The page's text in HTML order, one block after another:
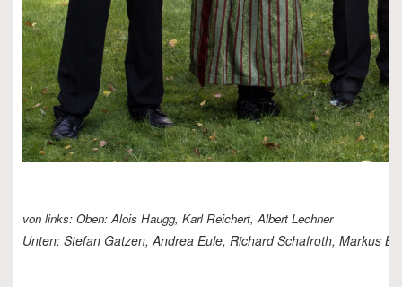
von links: Oben: Alois Haugg, Karl Reichert, Albert Lechner
Unten: Stefan Gatzen, Andrea Eule, Richard Schafroth, Markus